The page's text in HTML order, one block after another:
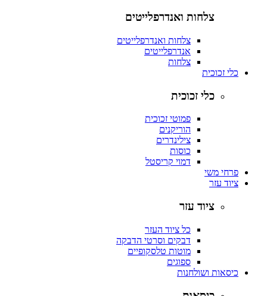
צלחות ואנדרפלייטים
צלחות ואנדרפלייטים
אנדרפלייטים
צלחות
כלי זכוכית
כלי זכוכית
פמוטי זכוכית
הוריקנים
צילינדרים
כוסות
דמוי קריסטל
פרחי משי
ציוד עזר
ציוד עזר
כל ציוד העזר
דבקים וסרטי הדבקה
מוטות טלסקופיים
ספוגים
כיסאות ושולחנות